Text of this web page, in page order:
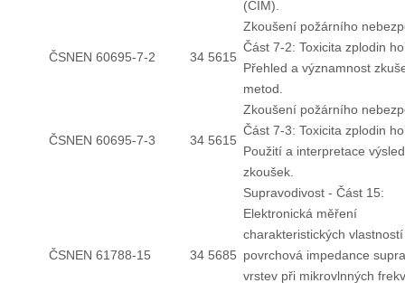
(CIM).
ČSNEN 60695-7-2 34 5615
Zkoušení požárního
Část 7-2: Toxicita zplodin
Přehled a významnost
metod.
ČSNEN 60695-7-3 34 5615
Zkoušení požárního
Část 7-3: Toxicita zplodin
Použití a interpretace
zkoušek.
ČSNEN 61788-15 34 5685
Supravodivost - Část 15:
Elektronická měření
charakteristických
povrchová impedance
vrstev při mikrovlnných